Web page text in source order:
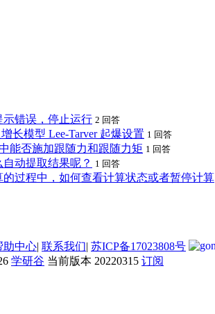
错误，停止运行 2 回答
长模型 Lee-Tarver 起爆设置 1 回答
能否施加跟随力和跟随力矩 1 回答
动提取结果呢？ 1 回答
过程中，如何查看计算状态或者暂停计算
助中心| 联系我们| 苏ICP备17023808号
学研谷 当前版本 20220315 订阅